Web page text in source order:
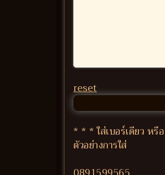
reset
* * * ใส่เบอร์เดียว หรื
ตัวอย่างการใส่